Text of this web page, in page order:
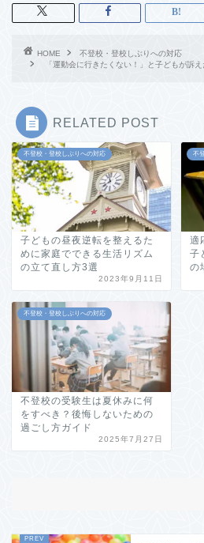
HOME
不登校・登校しぶりへの対応
「運動会に行きたくない！」と子どもが訴
RELATED POST
不登校・登校しぶりへの対応
子どもの昼夜逆転を整えるた
めに家庭でできる生活リズム
の立て直し方3選
2023年9月11日
不
適
子
の
不登校・登校しぶりへの対応
不登校の受験生は夏休みに何
をすべき？後悔しないための
過ごし方ガイド
2025年7月27日